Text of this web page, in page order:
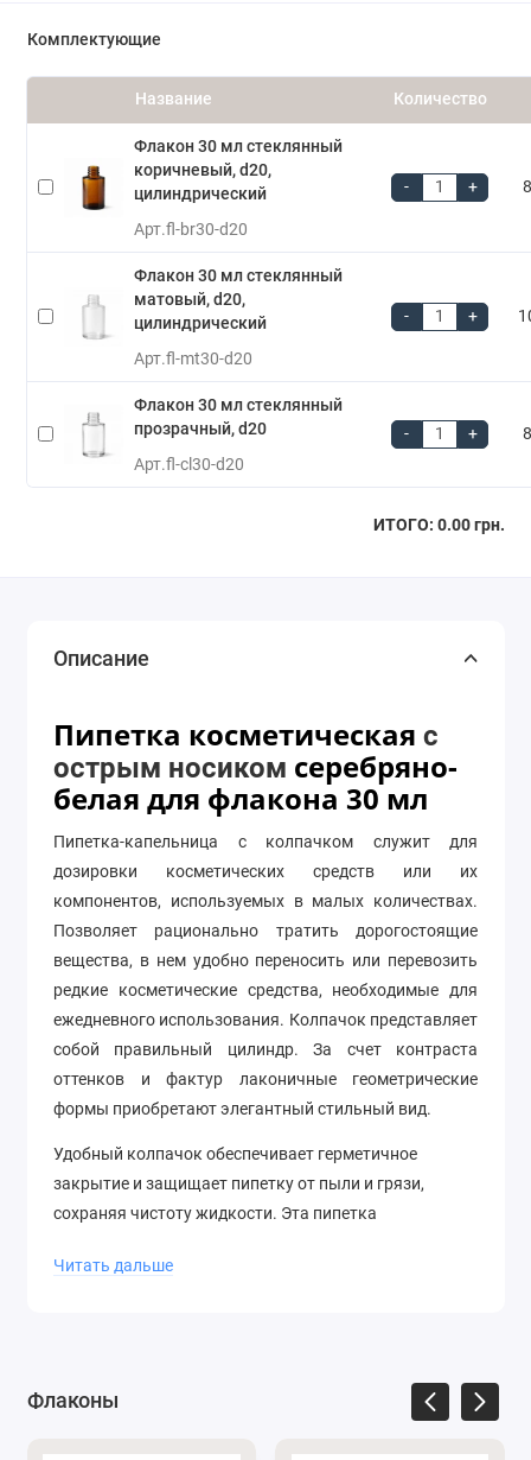
Комплектующие
Название Количество
Флакон 30 мл стеклянный
коричневый, d20,
цилиндрический
Арт.fl-br30-d20
- +
Флакон 30 мл стеклянный
матовый, d20,
цилиндрический
Арт.fl-mt30-d20
- +
Флакон 30 мл стеклянный
прозрачный, d20
Арт.fl-cl30-d20
- +
ИТОГО: 0.00 грн.
Описание
Пипетка косметическая с
острым носиком серебряно-
белая для флакона 30 мл
Пипетка-капельница с колпачком служит для
дозировки косметических средств или их
компонентов, используемых в малых количествах.
Позволяет рационально тратить дорогостоящие
вещества, в нем удобно переносить или перевозить
редкие косметические средства, необходимые для
ежедневного использования. Колпачок представляет
собой правильный цилиндр. За счет контраста
оттенков и фактур лаконичные геометрические
формы приобретают элегантный стильный вид.
Удобный колпачок обеспечивает герметичное
закрытие и защищает пипетку от пыли и грязи,
сохраняя чистоту жидкости. Эта пипетка
20 мм.
Читать дальше
Флаконы